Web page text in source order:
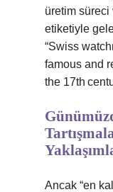
üretim süreci
etiketiyle
“Swiss
famous and
the 17th
Ancak “en